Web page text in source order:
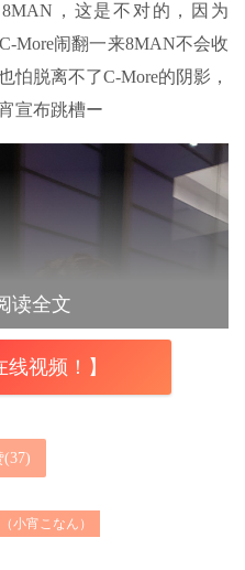
，这是不对的，因为
More闹翻一来8MAN不会收
怕脱离不了C-More的阴影，
宣布跳槽ー
读全文
线视频！】
(37)
小宵こなん）